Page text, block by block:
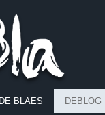
BLAES DEBLOG